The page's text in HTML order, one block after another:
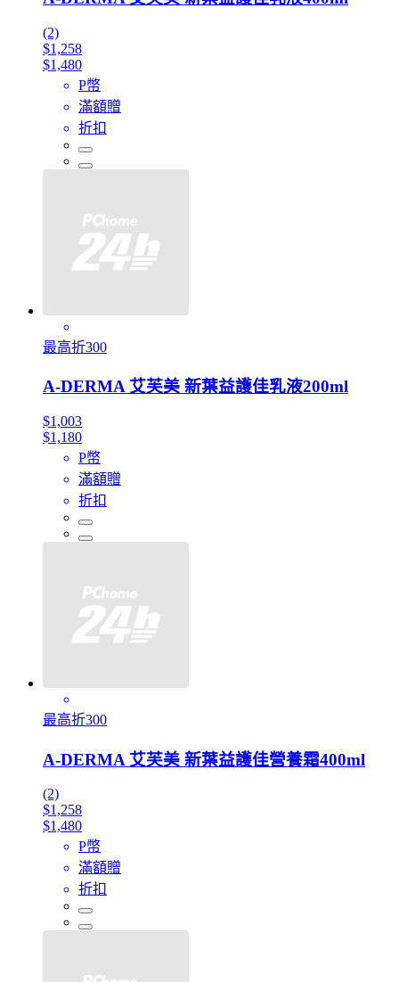
(2)
$1,258
$1,480
P幣
滿額贈
折扣
最高折300
A-DERMA 艾芙美 新葉益護佳乳液200ml
$1,003
$1,180
P幣
滿額贈
折扣
最高折300
A-DERMA 艾芙美 新葉益護佳營養霜400ml
(2)
$1,258
$1,480
P幣
滿額贈
折扣